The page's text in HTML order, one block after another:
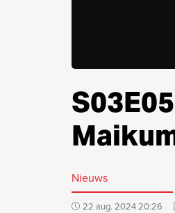
Nieuws
22 aug. 2024 20:26